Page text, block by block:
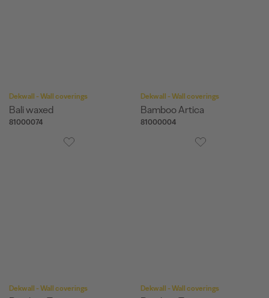
Dekwall - Wall coverings
Bali waxed
81000074
Dekwall - Wall coverings
Bamboo Artica
81000004
Dekwall - Wall coverings Dekwall - Wall coverings